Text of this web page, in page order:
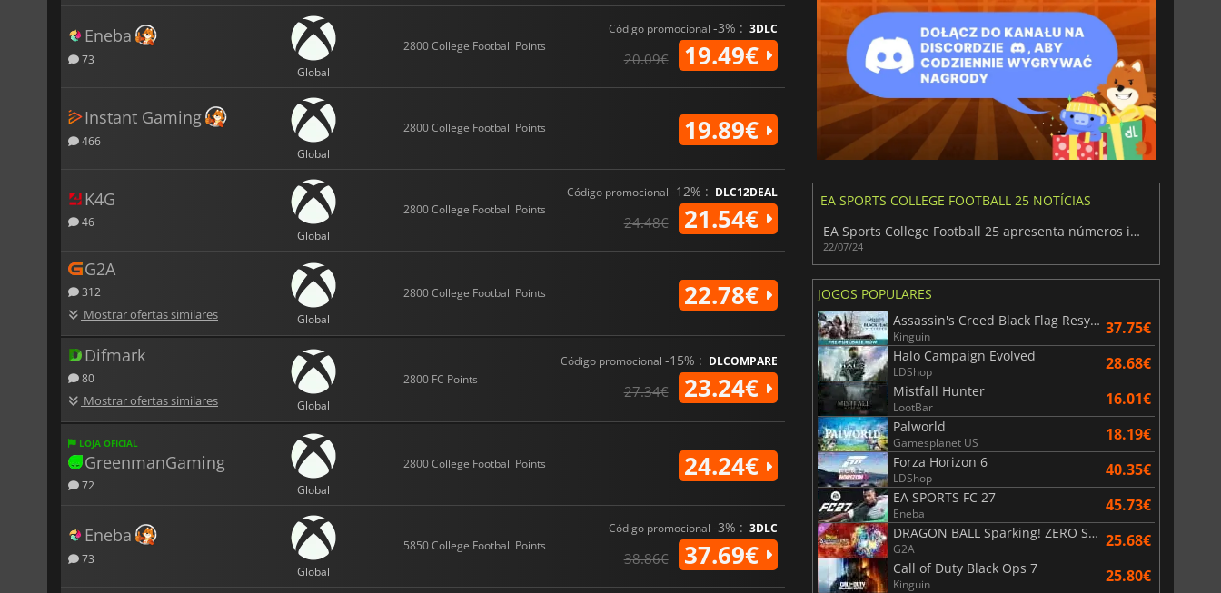
Eneba
73
Global
2800 College Football Points
Código promocional -3% : 3DLC
20.09€ 19.49€
Instant Gaming
466
Global
2800 College Football Points 19.89€
K4G
46
Global
2800 College Football Points
Código promocional -12% : DLC12DEAL
24.48€ 21.54€
G2A
312
Mostrar ofertas similares Global
2800 College Football Points 22.78€
Difmark
80
Mostrar ofertas similares Global
2800 FC Points
Código promocional -15% : DLCOMPARE
27.34€ 23.24€
LOJA OFICIAL
GreenmanGaming
72 Global
2800 College Football Points 24.24€
Eneba
73
Global
5850 College Football Points
Código promocional -3% : 3DLC
38.86€ 37.69€
EA SPORTS COLLEGE FOOTBALL 25 NOTÍCIAS
EA Sports College Football 25 apresenta números impressionantes no Acesso Antecipado
22/07/24
JOGOS POPULARES
Assassin's Creed Black Flag Resynced
Kinguin 37.75€
Halo Campaign Evolved
LDShop 28.68€
Mistfall Hunter
LootBar 16.01€
Palworld
Gamesplanet US 18.19€
Forza Horizon 6
LDShop 40.35€
EA SPORTS FC 27
Eneba 45.73€
DRAGON BALL Sparking! ZERO Super Limit Breaking NEO
G2A 25.68€
Call of Duty Black Ops 7
Kinguin 25.80€